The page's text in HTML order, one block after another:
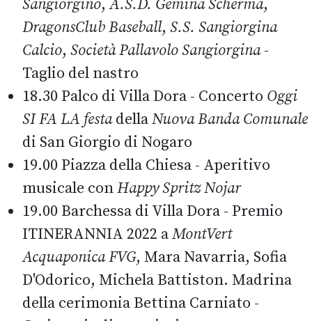
Sangiorgino,A.S.D. Gemina Scherma,
DragonsClub Baseball, S.S. Sangiorgina
Calcio, Società Pallavolo Sangiorgina-
Taglio del nastro
18.30 Palco di Villa Dora - Concerto Oggi
SI FA LA festadellaNuova Banda Comunale
di San Giorgio di Nogaro
19.00 Piazza della Chiesa - Aperitivo
musicale conHappy Spritz Nojar
19.00 Barchessa di Villa Dora - Premio
ITINERANNIA 2022 aMontVert
Acquaponica FVG, Mara Navarria, Sofia
D'Odorico, Michela Battiston. Madrina
della cerimonia Bettina Carniato -